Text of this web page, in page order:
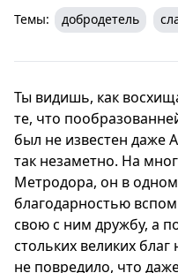
Темы: добродетель
Ты видишь, как
те, что
был не известен даже
так незаметно. На
Метродора, он в
благодарностью
свою с ним дружбу, а
стольких великих
не повредило, что